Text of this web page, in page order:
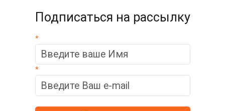
Подписаться на рассылку
*
*